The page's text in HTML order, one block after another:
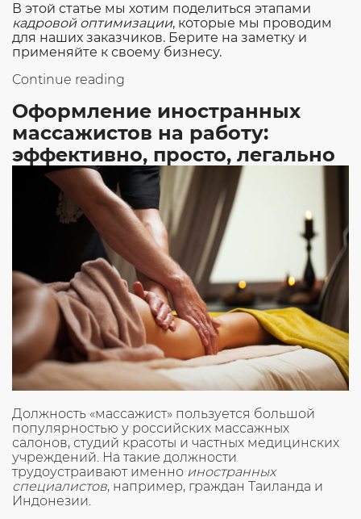
В этой статье мы хотим поделиться этапами
кадровой оптимизации, которые мы проводим
для наших заказчиков. Берите на заметку и
применяйте к своему бизнесу.
Continue reading
оптимизацию
кадров
в
компании:
чек-
лист»
Оформление иностранных
массажистов на работу:
эффективно, просто, легально
Должность «массажист» пользуется большой
популярностью у российских массажных
салонов, студий красоты и частных медицинских
учреждений. На такие должности
трудоустраивают именно иностранных
специалистов, например, граждан Таиланда и
Индонезии.